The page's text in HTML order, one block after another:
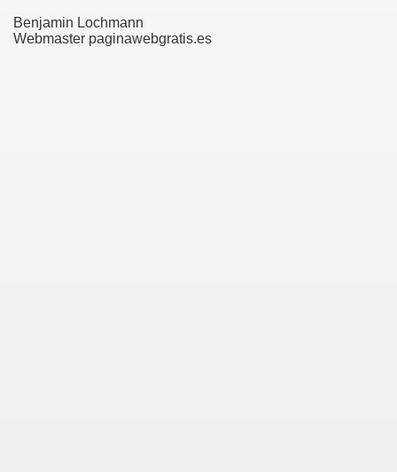
Benjamin Lochmann
Webmaster paginawebgratis.es